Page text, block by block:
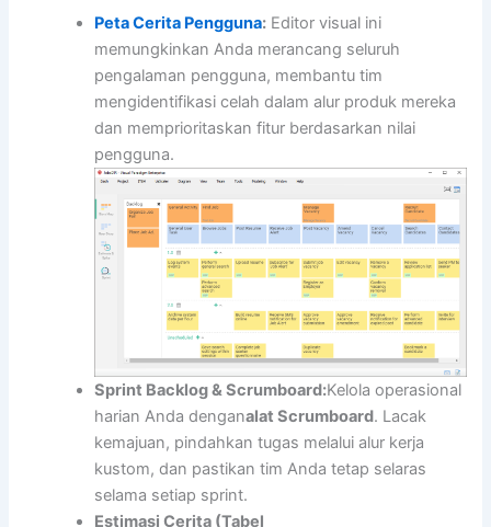
Peta Cerita Pengguna: Editor visual ini
memungkinkan Anda merancang seluruh
pengalaman pengguna, membantu tim
mengidentifikasi celah dalam alur produk mereka
dan memprioritaskan fitur berdasarkan nilai
pengguna.
Sprint Backlog & Scrumboard:Kelola operasional
harian Anda denganalat Scrumboard. Lacak
kemajuan, pindahkan tugas melalui alur kerja
kustom, dan pastikan tim Anda tetap selaras
selama setiap sprint.
Estimasi Cerita (Tabel